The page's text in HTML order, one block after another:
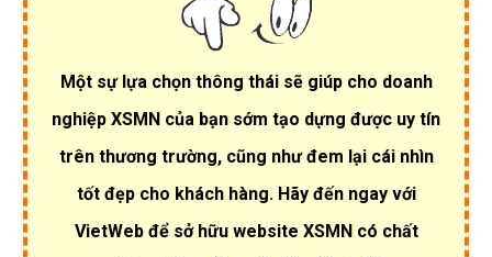
Một sự lựa chọn thông thái sẽ giúp cho doanh
nghiệp XSMN của bạn sớm tạo dựng được uy tín
trên thương trường, cũng như đem lại cái nhìn
tốt đẹp cho khách hàng. Hãy đến ngay với
VietWeb để sở hữu website XSMN có chất